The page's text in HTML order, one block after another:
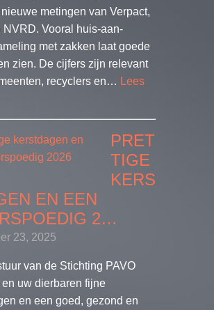
metingen van Verpact,
NVRD. Vooral huis-aan-
met zakken laat goede
zien. De cijfers zijn relevant
recyclers en… Lees
PRET
TIGE
KERS
EN EEN
2…
23, 2025
van de Stichting PAVO
uw dierbaren fijne
en een goed, gezond en